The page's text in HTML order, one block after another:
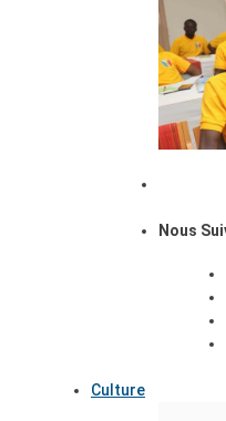
Nous
Culture